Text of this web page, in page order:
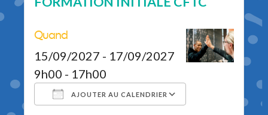
Quand
15/09/2027 - 17/09/2027
9h00 - 17h00
AJOUTER AU CALENDRIER